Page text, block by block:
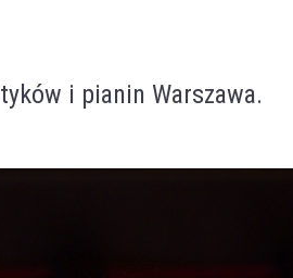
i pianin Warszawa.